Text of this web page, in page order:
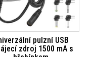
pulzní USB
zdroj 1500 mA s